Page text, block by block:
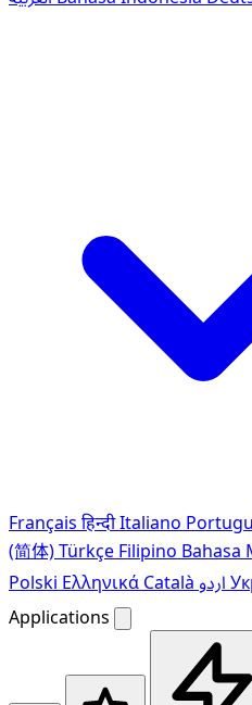
Français हिन्दीItaliano
(简体)Türkçe Filipino Bahasa
Polski Ελληνικά Català
Applications